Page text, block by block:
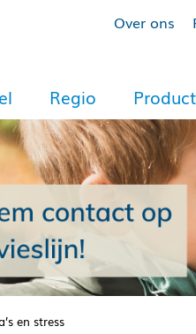
Over ons
Regio
en stress